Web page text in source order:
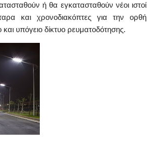
ή θα εγκατασταθούν νέοι ιστοί
και χρονοδιακόπτες για την ορθή
υπόγειο δίκτυο ρευματοδότησης.